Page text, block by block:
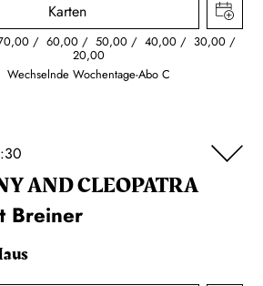
Karten
60,00 50,00 40,00 30,00
20,00
Wechselnde Wochentage-Abo C
AND CLEOPATRA
Breiner